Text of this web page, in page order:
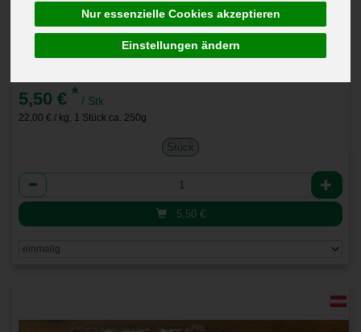
Nur essenzielle Cookies akzeptieren
Einstellungen ändern
5,50 € * / Stk
22,00 € / kg, 1 Stück ca. 250g
Stück
Anzahl
5,50 €